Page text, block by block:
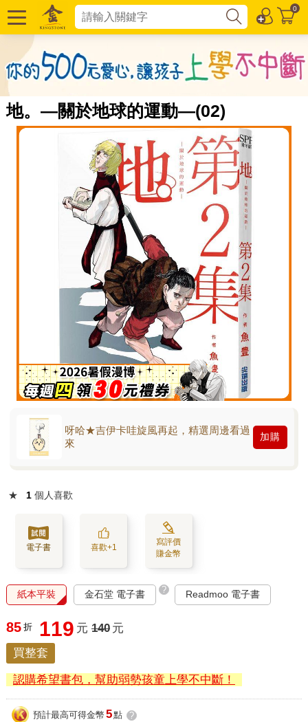
0
地。—關於地球的運動—(02)
呀哈★吉伊卡哇旋風再起，精選周邊看過
來
加購
★ 1 個人喜歡
電子書 喜歡+1
寫評價
賺金幣
紙本平裝 金石堂 電子書 ? Readmoo 電子書
85 折 119 元 140 元
買整套
認購希望書包，幫助弱勢孩童上學不中斷！
預計最高可得金幣 5點 ?